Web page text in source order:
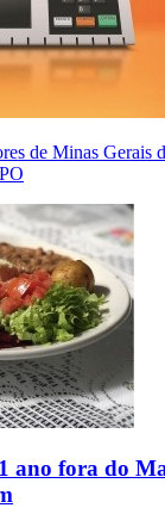
de Minas Gerais
ano fora do